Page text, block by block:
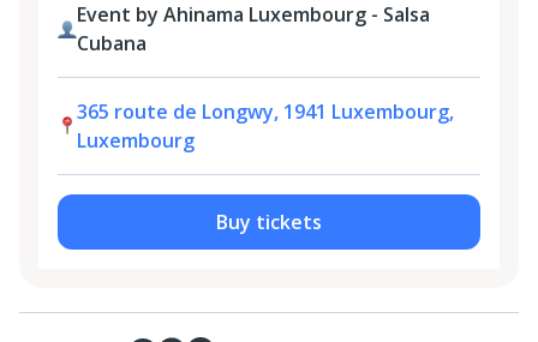
Event by Ahinama Luxembourg - Salsa
Cubana
365 route de Longwy, 1941 Luxembourg,
Luxembourg
Buy tickets